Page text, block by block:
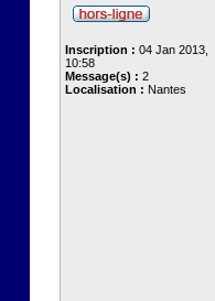
Inscription : 04 Jan 2013,
10:58
Message(s) : 2
Localisation : Nantes